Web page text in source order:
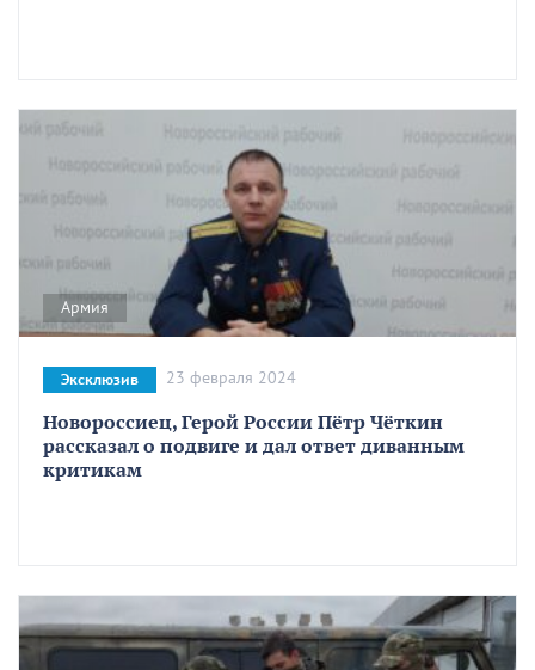
Армия
Новороссиец, Герой России Пётр Чёткин
рассказал о подвиге и дал ответ диванным
критикам
Эксклюзив 23 февраля 2024